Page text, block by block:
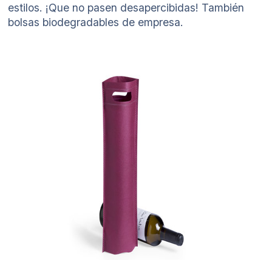
estilos. ¡Que no pasen desapercibidas! También
bolsas biodegradables de empresa.